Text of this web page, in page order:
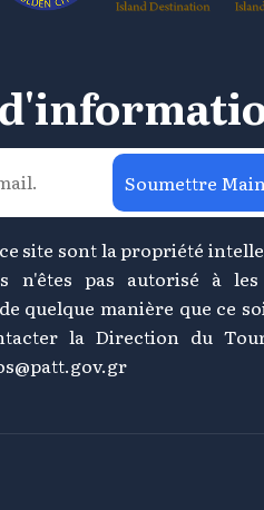
Soumettre
site sont la propriété
n'êtes pas autorisé à
quelque manière que ce
la Direction du